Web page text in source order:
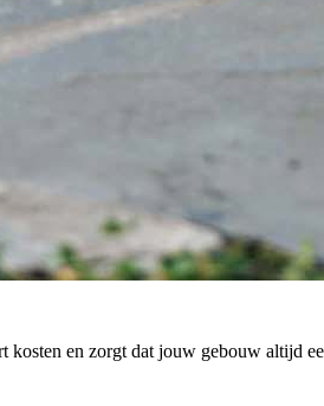
en zorgt dat jouw gebouw